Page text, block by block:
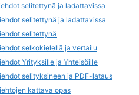
selitettynä ja ladattavissa
selitettynä ja ladattavissa
selitettynä
selkokielellä ja vertailu
Yrityksille ja Yhteisöille
selityksineen ja PDF-lataus
kattava opas